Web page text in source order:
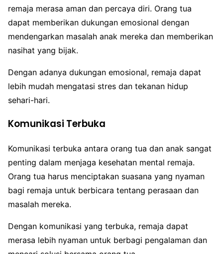
remaja merasa aman dan percaya diri. Orang tua
dapat memberikan dukungan emosional dengan
mendengarkan masalah anak mereka dan memberikan
nasihat yang bijak.
Dengan adanya dukungan emosional, remaja dapat
lebih mudah mengatasi stres dan tekanan hidup
sehari-hari.
Komunikasi Terbuka
Komunikasi terbuka antara orang tua dan anak sangat
penting dalam menjaga kesehatan mental remaja.
Orang tua harus menciptakan suasana yang nyaman
bagi remaja untuk berbicara tentang perasaan dan
masalah mereka.
Dengan komunikasi yang terbuka, remaja dapat
merasa lebih nyaman untuk berbagi pengalaman dan